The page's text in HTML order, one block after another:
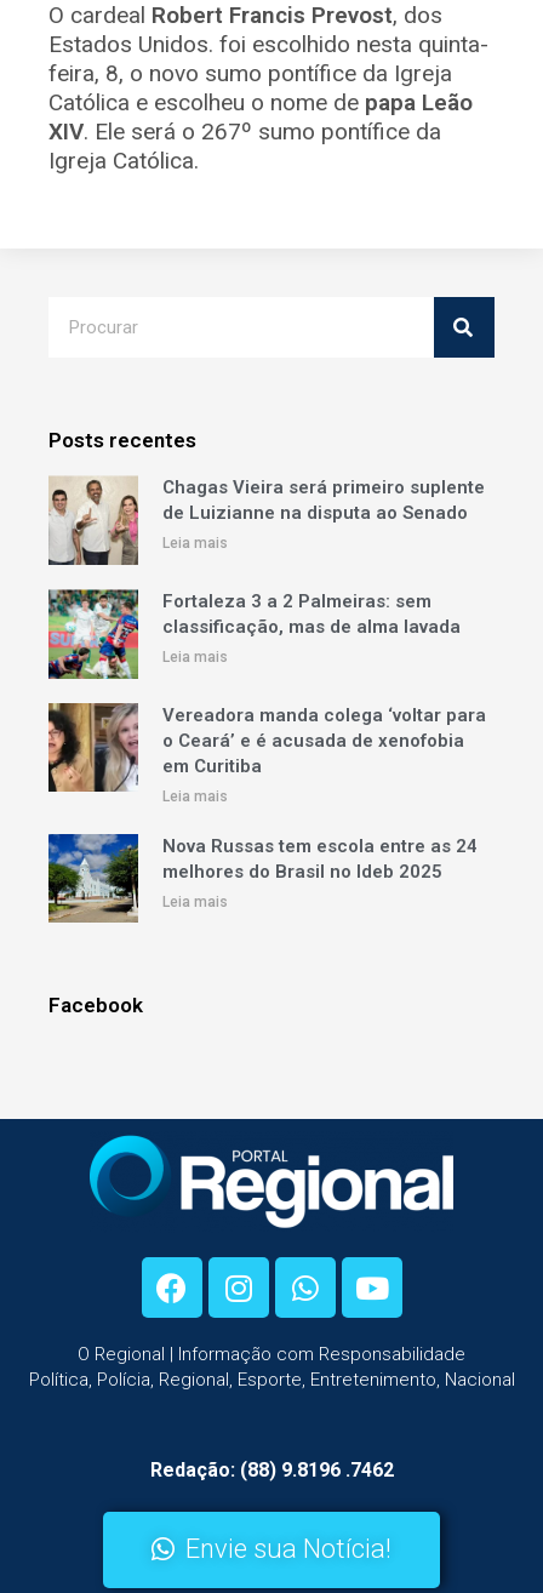
O cardeal Robert Francis Prevost, dos
Estados Unidos. foi escolhido nesta quinta-
feira, 8, o novo sumo pontífice da Igreja
Católica e escolheu o nome de papa Leão
XIV. Ele será o 267º sumo pontífice da
Igreja Católica.
Posts recentes
Chagas Vieira será primeiro suplente
de Luizianne na disputa ao Senado
Leia mais
Fortaleza 3 a 2 Palmeiras: sem
classificação, mas de alma lavada
Leia mais
Vereadora manda colega ‘voltar para
o Ceará’ e é acusada de xenofobia
em Curitiba
Leia mais
Nova Russas tem escola entre as 24
melhores do Brasil no Ideb 2025
Leia mais
Facebook
O Regional | Informação com Responsabilidade
Política, Polícia, Regional, Esporte, Entretenimento, Nacional
Redação: (88) 9.8196 .7462
Envie sua Notícia!